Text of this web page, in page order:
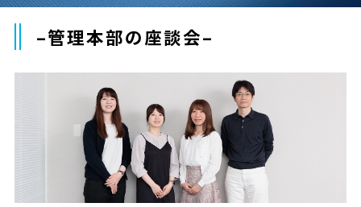
–管理本部の座談会–